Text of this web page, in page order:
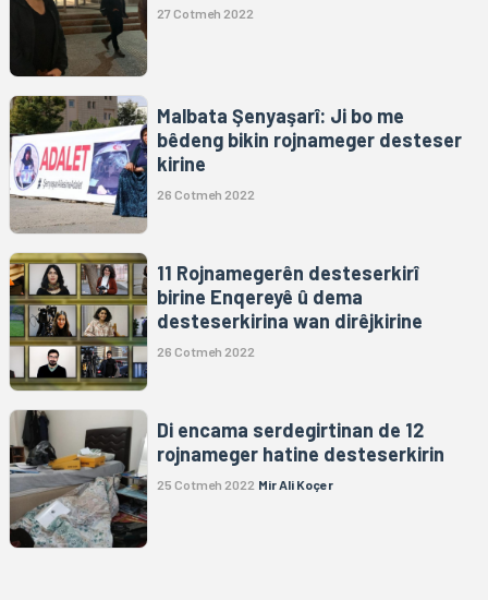
27 Cotmeh 2022
Malbata Şenyaşarî: Ji bo me
bêdeng bikin rojnameger desteser
kirine
26 Cotmeh 2022
11 Rojnamegerên desteserkirî
birine Enqereyê û dema
desteserkirina wan dirêjkirine
26 Cotmeh 2022
Di encama serdegirtinan de 12
rojnameger hatine desteserkirin
25 Cotmeh 2022 Mir Ali Koçer